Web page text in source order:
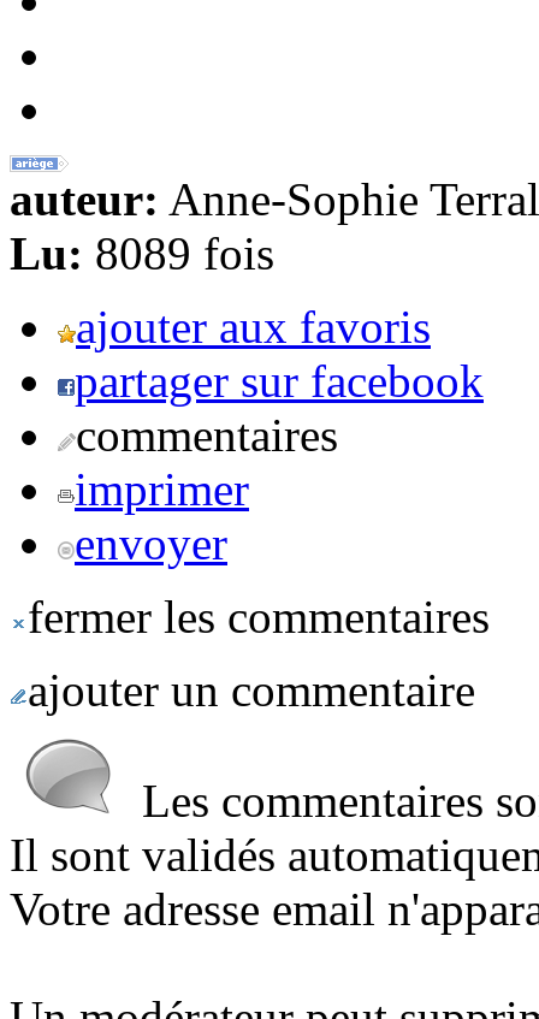
auteur: Anne-Sophie
Lu: 8089 fois
ajouter aux favoris
partager sur facebook
commentaires
imprimer
envoyer
fermer les commentaires
ajouter un commentaire
Les commentaires
Il sont validés
Votre adresse email